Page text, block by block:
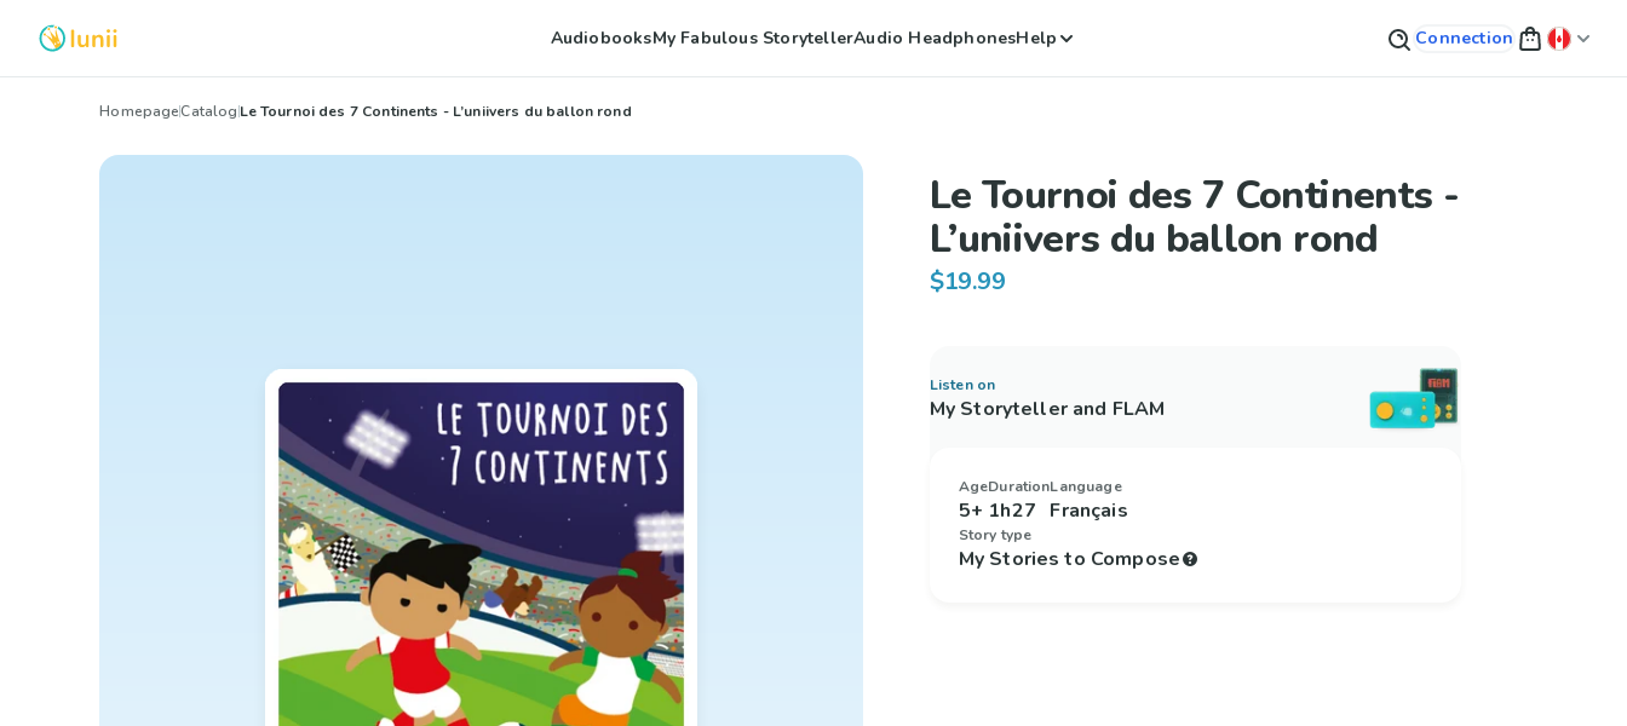
AudiobooksMy Fabulous StorytellerAudio HeadphonesHelp Connection
HomepageCatalogLe Tournoi des 7 Continents - L’uniivers du ballon rond
Le Tournoi des 7 Continents -
L’uniivers du ballon rond
$19.99
Listen on
My Storyteller and FLAM
Age
5+
Duration
1h27
Language
Français
Story type
My Stories to Compose